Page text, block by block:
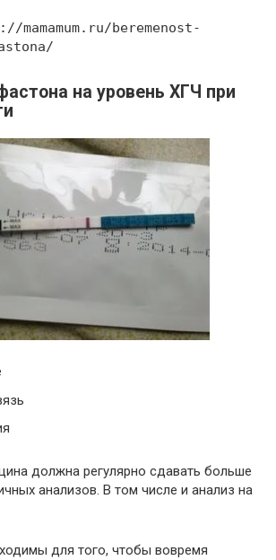
mamamum.ru/beremenost-
на уровень ХГЧ при
должна регулярно сдавать больше
анализов. В том числе и анализ на
для того, чтобы вовремя